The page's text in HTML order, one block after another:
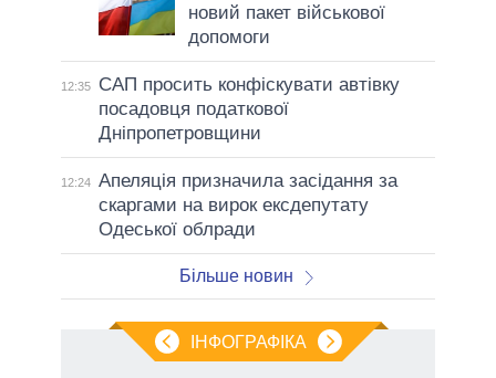
новий пакет військової
допомоги
12:35
САП просить конфіскувати автівку
посадовця податкової
Дніпропетровщини
12:24 Апеляція призначила засідання за
скаргами на вирок ексдепутату
Одеської облради
Більше новин
ІНФОГРАФІКА